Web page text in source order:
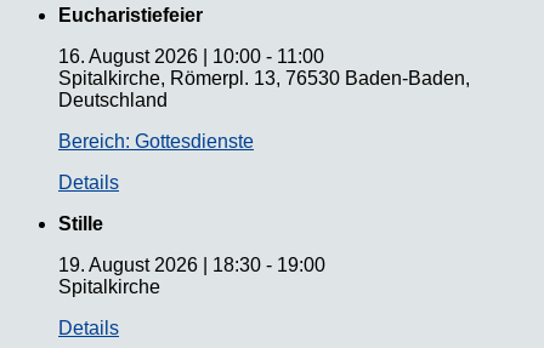
Eucharistiefeier
16. August 2026
10:00 - 11:00
Spitalkirche, Römerpl. 13, 76530 Baden-Baden,
Deutschland
Bereich: Gottesdienste
Details
Stille
19. August 2026
18:30 - 19:00
Spitalkirche
Details